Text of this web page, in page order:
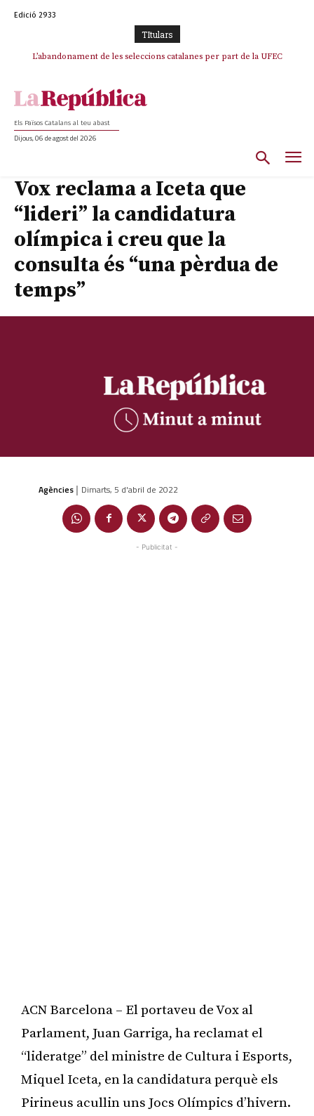
Edició 2933
TItulars
L’abandonament de les seleccions catalanes per part de la UFEC
Els Països Catalans al teu abast
Dijous, 06 de agost del 2026
Vox reclama a Iceta que
“lideri” la candidatura
olímpica i creu que la
consulta és “una pèrdua de
temps”
Agències | Dimarts, 5 d'abril de 2022
- Publicitat -
ACN Barcelona – El portaveu de Vox al
Parlament, Juan Garriga, ha reclamat el
“lideratge” del ministre de Cultura i Esports,
Miquel Iceta, en la candidatura perquè els
Pirineus acullin uns Jocs Olímpics d’hivern.